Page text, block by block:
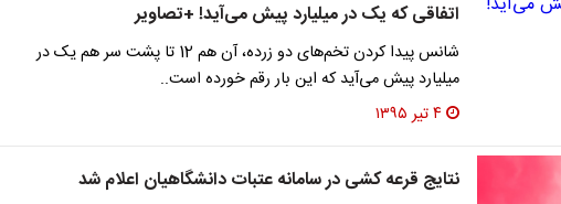
اتفاقی که یک در میلیارد پیش می‌آید! +تصاویر
شانس پیدا کردن تخم‌های دو زرده، آن هم 12 تا پشت سر هم یک در
میلیارد پیش می‌آید که این بار رقم خورده است..
۴ تیر ۱۳۹۵
نتایج قرعه کشی در سامانه عتبات دانشگاهیان اعلام شد